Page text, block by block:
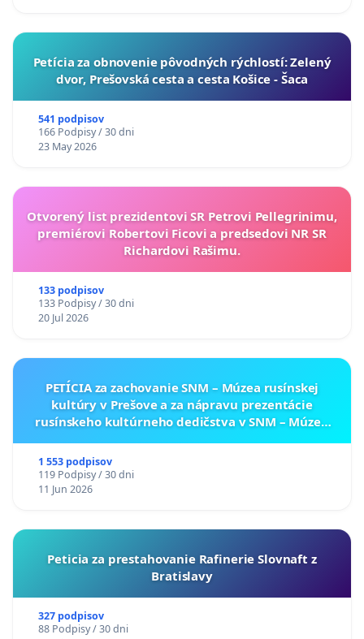
​Petícia za obnovenie pôvodných rýchlostí: Zelený
dvor, Prešovská cesta a cesta Košice - Šaca
541 podpisov
166 Podpisy / 30 dni
23 May 2026
Otvorený list prezidentovi SR Petrovi Pellegrinimu,
premiérovi Robertovi Ficovi a predsedovi NR SR
Richardovi Rašimu.
133 podpisov
133 Podpisy / 30 dni
20 Jul 2026
PETÍCIA za zachovanie SNM – Múzea rusínskej
kultúry v Prešove a za nápravu prezentácie
rusínskeho kultúrneho dedičstva v SNM – Múzeu
1 553 podpisov
119 Podpisy / 30 dni
11 Jun 2026
Peticia za prestahovanie Rafinerie Slovnaft z
Bratislavy
327 podpisov
88 Podpisy / 30 dni